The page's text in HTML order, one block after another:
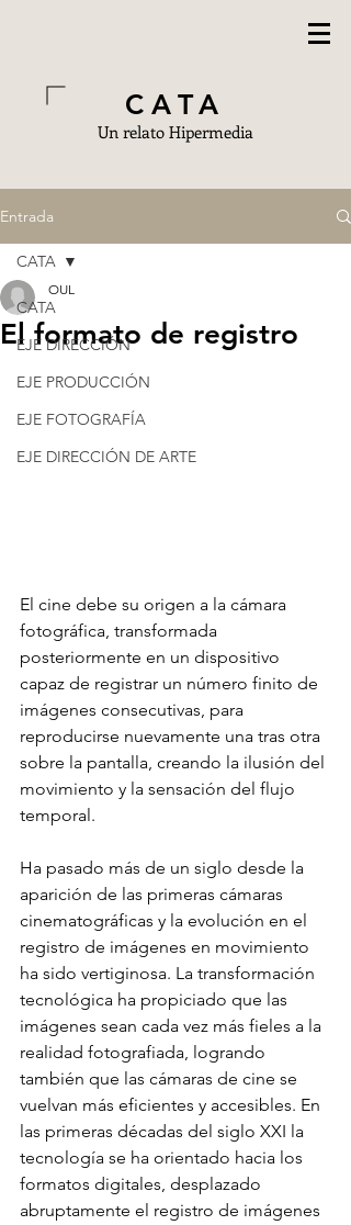
CATA
Un relato Hipermedia
Entrada
CATA
EJE DIRECCIÓN
EJE PRODUCCIÓN
EJE FOTOGRAFÍA
EJE DIRECCIÓN DE ARTE
CATA
El formato de registro
OUL
El cine debe su origen a la cámara
fotográfica, transformada
posteriormente en un dispositivo
capaz de registrar un número finito de
imágenes consecutivas, para
reproducirse nuevamente una tras otra
sobre la pantalla, creando la ilusión del
movimiento y la sensación del flujo
temporal.
Ha pasado más de un siglo desde la
aparición de las primeras cámaras
cinematográficas y la evolución en el
registro de imágenes en movimiento
ha sido vertiginosa. La transformación
tecnológica ha propiciado que las
imágenes sean cada vez más fieles a la
realidad fotografiada, logrando
también que las cámaras de cine se
vuelvan más eficientes y accesibles. En
las primeras décadas del siglo XXI la
tecnología se ha orientado hacia los
formatos digitales, desplazado
abruptamente el registro de imágenes